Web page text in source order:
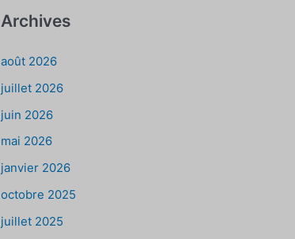
Archives
août 2026
juillet 2026
juin 2026
mai 2026
janvier 2026
octobre 2025
juillet 2025